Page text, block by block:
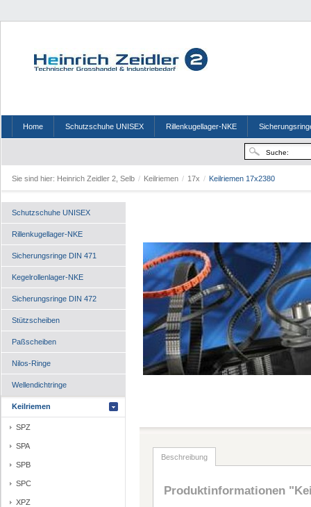
Home Schutzschuhe UNISEX Rillenkugellager-NKE
Sie sind hier: Heinrich Zeidler 2, Selb / Keilriemen / 17x / Keilriemen 17x2380
Schutzschuhe UNISEX
Rillenkugellager-NKE
Sicherungsringe DIN 471
Kegelrollenlager-NKE
Sicherungsringe DIN 472
Stützscheiben
Paßscheiben
Nilos-Ringe
Wellendichtringe
Keilriemen
SPZ
SPA
SPB
SPC
XPZ
Beschreibung
Produktinformationen